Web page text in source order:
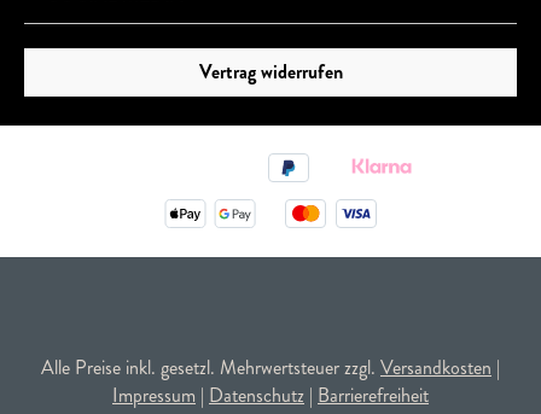
Vertrag widerrufen
Alle Preise inkl. gesetzl. Mehrwertsteuer zzgl. Versandkosten |
Impressum | Datenschutz | Barrierefreiheit